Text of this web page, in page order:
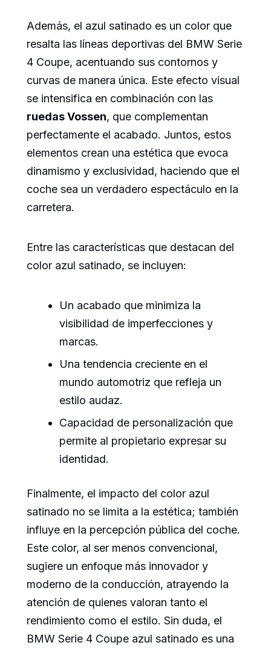
Además, el azul satinado es un color que
resalta las líneas deportivas del BMW Serie
4 Coupe, acentuando sus contornos y
curvas de manera única. Este efecto visual
se intensifica en combinación con las
ruedas Vossen, que complementan
perfectamente el acabado. Juntos, estos
elementos crean una estética que evoca
dinamismo y exclusividad, haciendo que el
coche sea un verdadero espectáculo en la
carretera.
Entre las características que destacan del
color azul satinado, se incluyen:
Un acabado que minimiza la
visibilidad de imperfecciones y
marcas.
Una tendencia creciente en el
mundo automotriz que refleja un
estilo audaz.
Capacidad de personalización que
permite al propietario expresar su
identidad.
Finalmente, el impacto del color azul
satinado no se limita a la estética; también
influye en la percepción pública del coche.
Este color, al ser menos convencional,
sugiere un enfoque más innovador y
moderno de la conducción, atrayendo la
atención de quienes valoran tanto el
rendimiento como el estilo. Sin duda, el
BMW Serie 4 Coupe azul satinado es una